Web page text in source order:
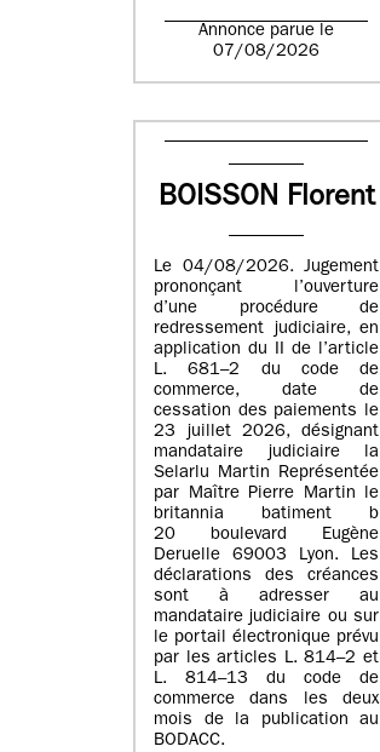
Annonce parue le
07/08/2026
BOISSON Florent
Le 04/08/2026. Jugement
prononçant l’ouverture
d’une procédure de
redressement judiciaire, en
application du II de l’article
L. 681–2 du code de
commerce, date de
cessation des paiements le
23 juillet 2026, désignant
mandataire judiciaire la
Selarlu Martin Représentée
par Maître Pierre Martin le
britannia batiment b
20 boulevard Eugène
Deruelle 69003 Lyon. Les
déclarations des créances
sont à adresser au
mandataire judiciaire ou sur
le portail électronique prévu
par les articles L. 814–2 et
L. 814–13 du code de
commerce dans les deux
mois de la publication au
BODACC.